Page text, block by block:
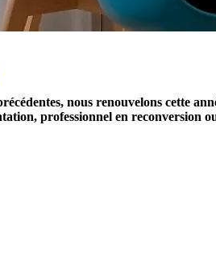
nous renouvelons cette
professionnel en reconversion